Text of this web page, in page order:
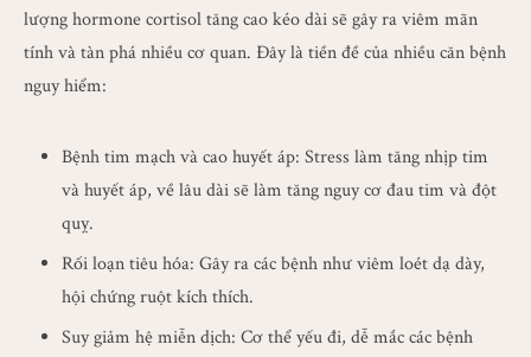
lượng hormone cortisol tăng cao kéo dài sẽ gây ra viêm mãn
tính và tàn phá nhiều cơ quan. Đây là tiền đề của nhiều căn bệnh
nguy hiểm:
Bệnh tim mạch và cao huyết áp: Stress làm tăng nhịp tim
và huyết áp, về lâu dài sẽ làm tăng nguy cơ đau tim và đột
quỵ.
Rối loạn tiêu hóa: Gây ra các bệnh như viêm loét dạ dày,
hội chứng ruột kích thích.
Suy giảm hệ miễn dịch: Cơ thể yếu đi, dễ mắc các bệnh